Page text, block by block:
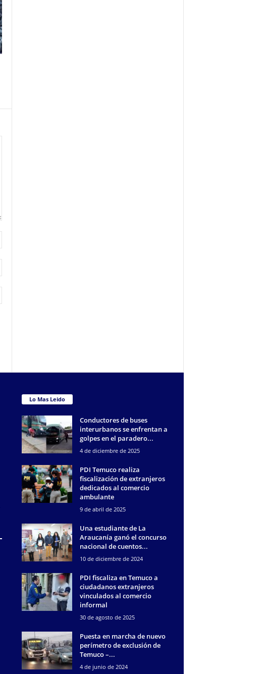
Lo Mas Leido
Conductores de buses
interurbanos se enfrentan a
golpes en el paradero...
4 de diciembre de 2025
PDI Temuco realiza
fiscalización de extranjeros
dedicados al comercio
ambulante
9 de abril de 2025
Una estudiante de La
Araucanía ganó el concurso
nacional de cuentos...
10 de diciembre de 2024
PDI fiscaliza en Temuco a
ciudadanos extranjeros
vinculados al comercio
informal
30 de agosto de 2025
Puesta en marcha de nuevo
perímetro de exclusión de
Temuco –...
4 de junio de 2024